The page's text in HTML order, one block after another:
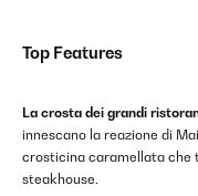
Top Features
La crosta dei grandi
innescano la reazione di
crosticina caramellata che
steakhouse.